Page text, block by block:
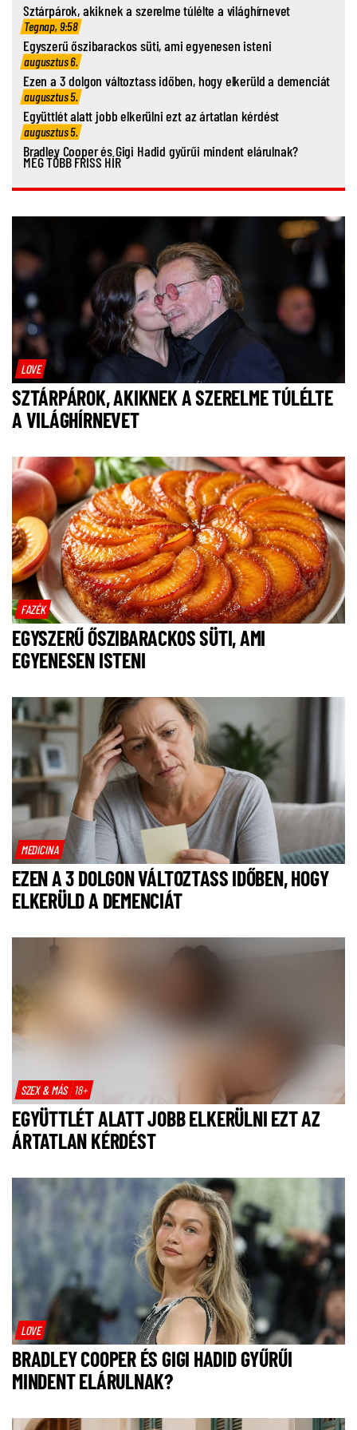
Sztárpárok, akiknek a szerelme túlélte a világhírnevet
Tegnap, 9:58
Egyszerű őszibarackos süti, ami egyenesen isteni
augusztus 6.
Ezen a 3 dolgon változtass időben, hogy elkerüld a demenciát
augusztus 5.
Együttlét alatt jobb elkerülni ezt az ártatlan kérdést
augusztus 5.
Bradley Cooper és Gigi Hadid gyűrűi mindent elárulnak?
MÉG TÖBB FRISS HÍR
LOVE
SZTÁRPÁROK, AKIKNEK A SZERELME TÚLÉLTE
A VILÁGHÍRNEVET
FAZÉK
EGYSZERŰ ŐSZIBARACKOS SÜTI, AMI
EGYENESEN ISTENI
MEDICINA
EZEN A 3 DOLGON VÁLTOZTASS IDŐBEN, HOGY
ELKERÜLD A DEMENCIÁT
SZEX & MÁS 18+
EGYÜTTLÉT ALATT JOBB ELKERÜLNI EZT AZ
ÁRTATLAN KÉRDÉST
LOVE
BRADLEY COOPER ÉS GIGI HADID GYŰRŰI
MINDENT ELÁRULNAK?